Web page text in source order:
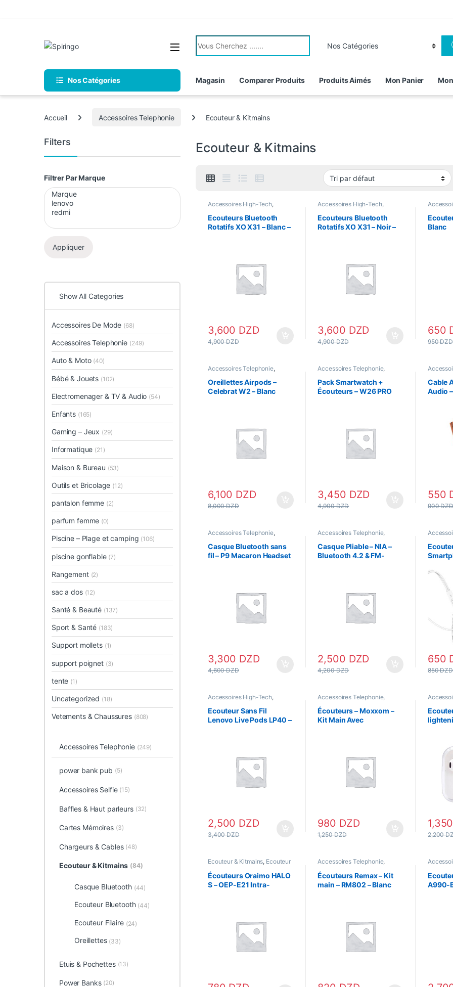
Search for:
Nos Catégories Magasin Comparer Produits Produits Aimés Mon Panier
Accueil Accessoires Telephonie Ecouteur & Kitmains
Ecouteur & Kitmains
Accessoires High-Tech,
Accessoires Telephonie
Ecouteur & Kitmains,Ecouteur
Bluetooth,Oreillettes
Ecouteurs Bluetooth
Rotatifs XO X31 – Blanc –
3,600 DZD
4,900DZD
Accessoires High-Tech,
Accessoires Telephonie
Casque Bluetooth,Ecouteur &
Kitmains,Ecouteur Bluetooth
Oreillettes
Ecouteurs Bluetooth
Rotatifs XO X31 – Noir –
3,600 DZD
4,900DZD
Filaire
Blanc
650
950DZD
Accessoires Telephonie,
Ecouteur & Kitmains
Ecouteur
Bluetooth,Oreillettes
Oreillettes Airpods –
Celebrat W2 – Blanc
6,100 DZD
8,000DZD
Accessoires Telephonie,
Ecouteur & Kitmains
Ecouteur
Bluetooth,Montres Femme
Montres Homme,Oreillettes
SmartWatch
Pack Smartwatch +
Écouteurs – W26 PRO
3,450 DZD
4,900DZD
casque ,
Cable
Audio
550
900DZD
Accessoires Telephonie,
Casque Bluetooth sans
fil – P9 Macaron Headset
3,300 DZD
4,600DZD
Accessoires Telephonie,
Casque Pliable – NIA –
Bluetooth 4.2 & FM-
2,500 DZD
4,200DZD
650
850DZD
Accessoires High-Tech,
Ecouteur & Kitmains,Ecouteur
Bluetooth
Ecouteur Sans Fil
Lenovo Live Pods LP40 –
2,500 DZD
3,400DZD
Accessoires Telephonie,
Écouteurs – Moxxom –
Kit Main Avec
980 DZD
1,250DZD
casque,
Filaire
1,350
2,200
Ecouteur & Kitmains, Ecouteur
Écouteurs Oraimo HALO
S – OEP-E21 Intra-
Accessoires Telephonie,
Ecouteur & Kitmains
Filaire
Écouteurs Remax – Kit
main – RM802 – Blanc
A990-
Filters
Filtrer Par Marque
Appliquer
Show All Categories
Accessoires De Mode (68)
Accessoires Telephonie (249)
Auto & Moto (40)
Bébé & Jouets (102)
Electromenager & TV & Audio (54)
Enfants (165)
Gaming – Jeux (29)
Informatique (21)
Maison & Bureau (53)
Outils et Bricolage (12)
pantalon femme (2)
parfum femme (0)
Piscine – Plage et camping (106)
piscine gonflable (7)
Rangement (2)
sac a dos (12)
Santé & Beauté (137)
Sport & Santé (183)
Support mollets (1)
support poignet (3)
tente (1)
Uncategorized (18)
Vetements & Chaussures (808)
Accessoires Telephonie (249)
power bank pub (5)
Accessoires Selfie (15)
Baffles & Haut parleurs (32)
Cartes Mémoires (3)
Chargeurs & Cables (48)
Ecouteur & Kitmains (84)
Casque Bluetooth (44)
Ecouteur Bluetooth (44)
Ecouteur Filaire (24)
Oreillettes (33)
Etuis & Pochettes (13)
Power Banks (20)